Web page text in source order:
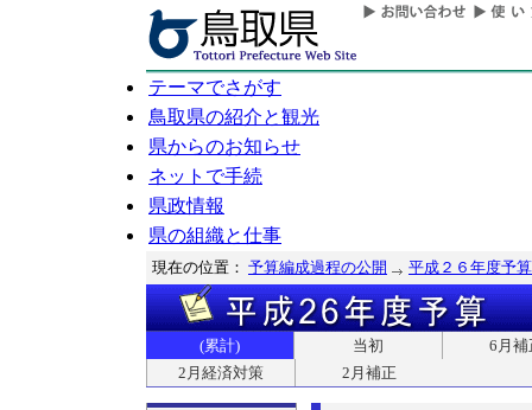
テーマでさがす
鳥取県の紹介と観光
県からのお知らせ
ネットで手続
県政情報
県の組織と仕事
現在の位置： 予算編成過程の公開 平成２６年度予算
(累計) 当初
6月補
2月経済対策
2月補正